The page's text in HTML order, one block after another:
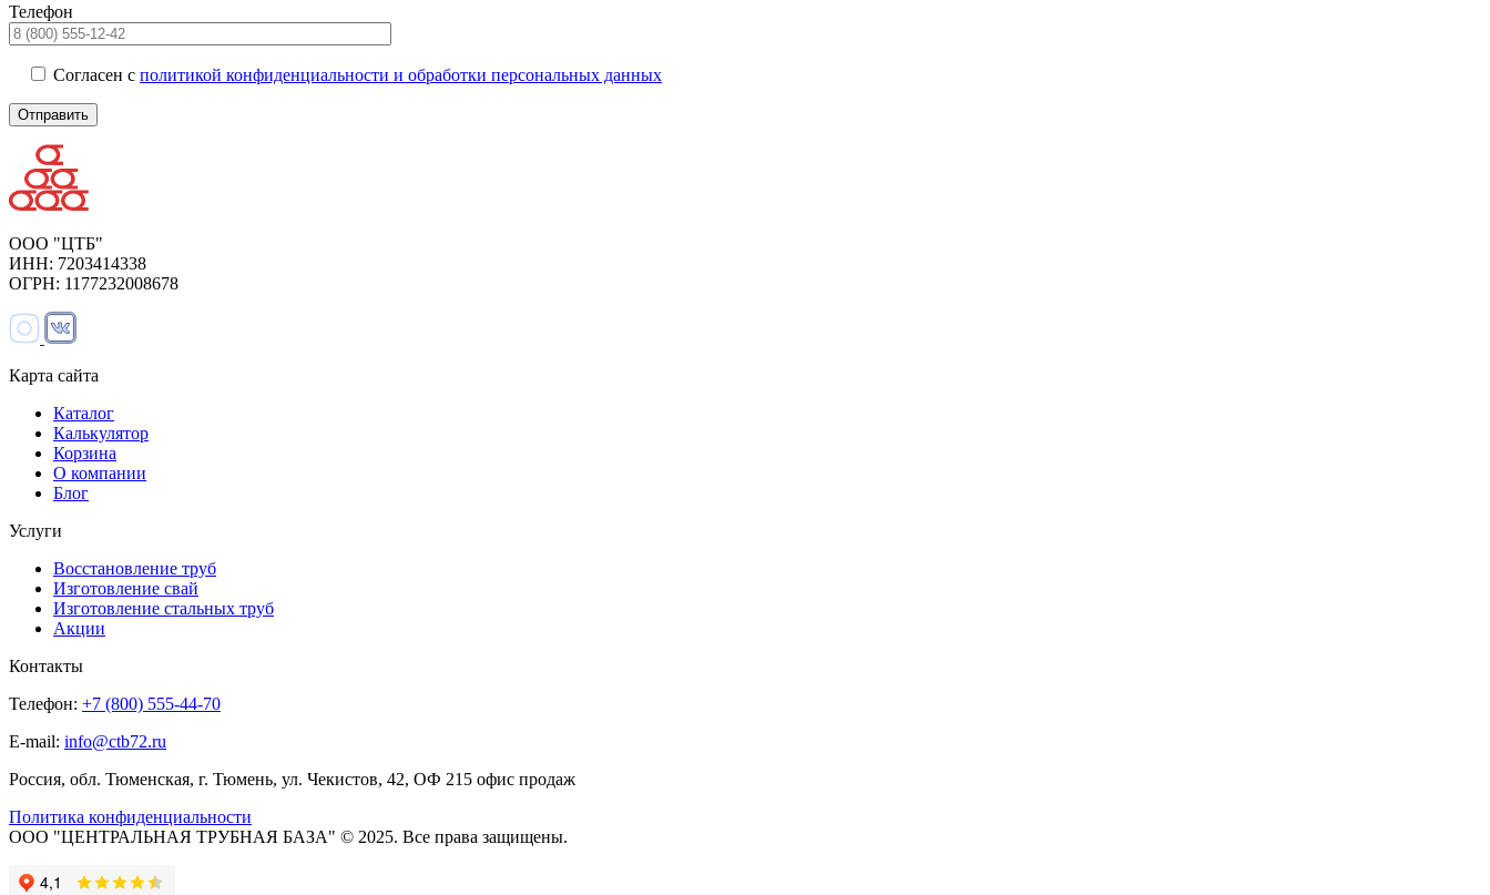
Телефон
Согласен с политикой конфиденциальности и обработки персональных данных
ООО "ЦТБ"
ИНН: 7203414338
ОГРН: 1177232008678
Карта сайта
Каталог
Калькулятор
Корзина
О компании
Блог
Услуги
Восстановление труб
Изготовление свай
Изготовление стальных труб
Акции
Контакты
Телефон: +7 (800) 555-44-70
E-mail: info@ctb72.ru
Россия, обл. Тюменская, г. Тюмень, ул. Чекистов, 42, ОФ 215 офис продаж
Политика конфиденциальности
ООО "ЦЕНТРАЛЬНАЯ ТРУБНАЯ БАЗА" © 2025. Все права защищены.